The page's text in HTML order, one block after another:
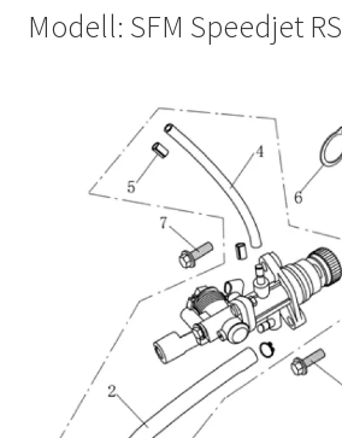
Modell: SFM Speedjet RS